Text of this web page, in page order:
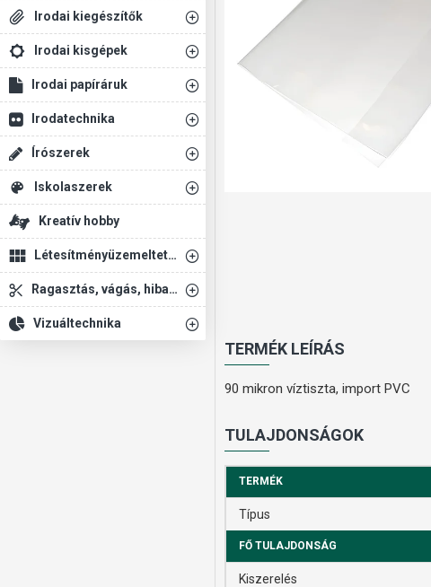
Irodai kiegészítők
Irodai kisgépek
Irodai papíráruk
Irodatechnika
Írószerek
Iskolaszerek
Kreatív hobby
Létesítményüzemeltetés
Ragasztás, vágás, hibajavítás
Vizuáltechnika
TERMÉK LEÍRÁS
90 mikron víztiszta, import PVC
TULAJDONSÁGOK
TERMÉK
Típus
FŐ TULAJDONSÁG
Kiszerelés